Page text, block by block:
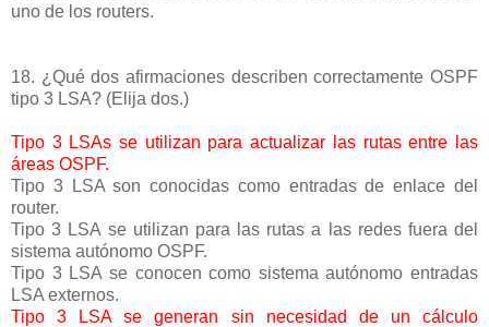
uno de los routers.
18. ¿Qué dos afirmaciones describen correctamente OSPF
tipo 3 LSA? (Elija dos.)
Tipo 3 LSAs se utilizan para actualizar las rutas entre las
áreas OSPF.
Tipo 3 LSA son conocidas como entradas de enlace del
router.
Tipo 3 LSA se utilizan para las rutas a las redes fuera del
sistema autónomo OSPF.
Tipo 3 LSA se conocen como sistema autónomo entradas
LSA externos.
Tipo 3 LSA se generan sin necesidad de un cálculo